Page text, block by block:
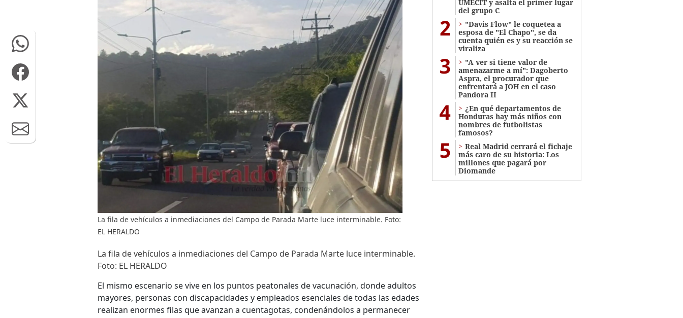
La fila de vehículos a inmediaciones del Campo de Parada Marte luce interminable. Foto:
EL HERALDO
La fila de vehículos a inmediaciones del Campo de Parada Marte luce interminable.
Foto: EL HERALDO
El mismo escenario se vive en los puntos peatonales de vacunación, donde adultos
mayores, personas con discapacidades y empleados esenciales de todas las edades
realizan enormes filas que avanzan a cuentagotas, condenándolos a permanecer
UMECIT y asalta el primer lugar
del grupo C
2
"Davis Flow" le coquetea a
esposa de "El Chapo", se da
cuenta quién es y su reacción se
viraliza
3
"A ver si tiene valor de
amenazarme a mí": Dagoberto
Aspra, el procurador que
enfrentará a JOH en el caso
Pandora II
4
¿En qué departamentos de
Honduras hay más niños con
nombres de futbolistas
famosos?
5
Real Madrid cerrará el fichaje
más caro de su historia: Los
millones que pagará por
Diomande